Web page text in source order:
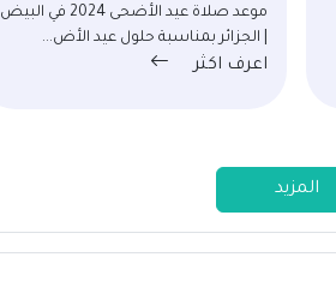
موعد صلاة عيد الأضحى 2024 في البيض
| الجزائر بمناسبة حلول عيد الأض...
اعرف اكثر
المزيد